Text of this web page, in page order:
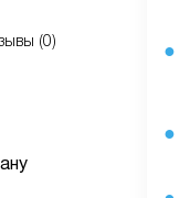
(0)